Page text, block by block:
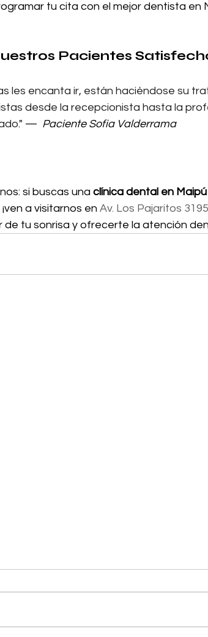
tu cita con el mejor dentista en
Pacientes
les encanta ir, están haciéndose su
desde la recepcionista hasta la
." — Paciente Sofia Valderrama
si buscas una clínica dental en Maipú
a visitarnos en Av. Los Pajaritos
de tu sonrisa y ofrecerte la atención